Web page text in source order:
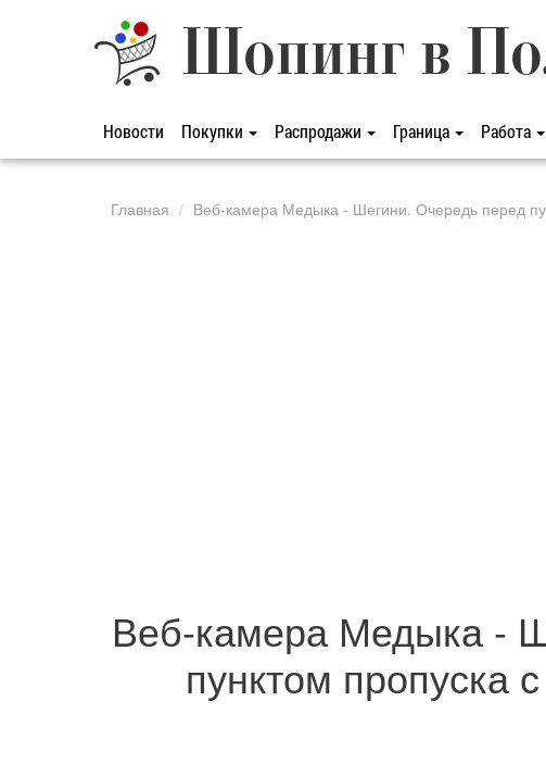
Шопинг в
Новости Покупки Распродажи Граница Работа
Главная Веб-камера Медыка - Шегини. Очередь перед
Веб-камера Медыка -
пунктом пропуска